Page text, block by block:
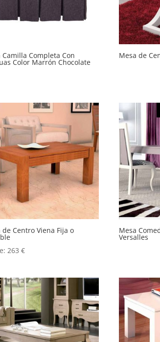
Camilla Completa Con
Color Marrón Chocolate
Mesa de
de Centro Viena Fija o
263€
Mesa
Versalles